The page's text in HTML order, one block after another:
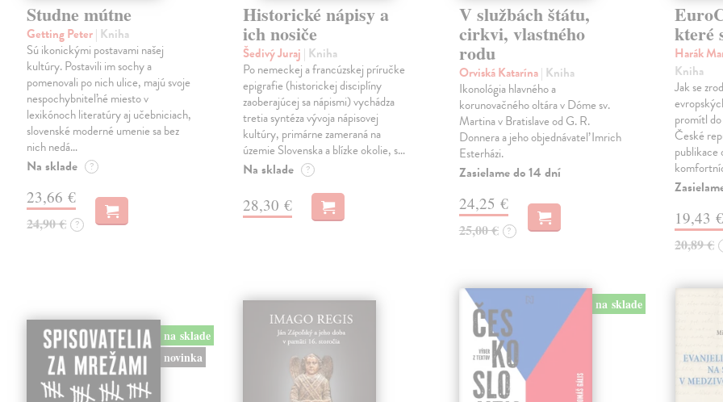
Studne mútne
Getting Peter| Kniha
Sú ikonickými postavami našej
kultúry. Postavili im sochy a
pomenovali po nich ulice, majú svoje
nespochybniteľné miesto v
lexikónoch literatúry aj učebniciach,
slovenské moderné umenie sa bez
nich nedá…
Na sklade ?
23,66 €
24,90 € ?
Historické nápisy a
ich nosiče
Šedivý Juraj | Kniha
Po nemeckej a francúzskej príručke
epigrafie (historickej disciplíny
zaoberajúcej sa nápismi) vychádza
tretia syntéza vývoja nápisovej
kultúry, primárne zameraná na
územie Slovenska a blízke okolie, s…
Na sklade ?
28,30 €
V službách štátu,
cirkvi, vlastného
rodu
Orviská Katarína| Kniha
Ikonológia hlavného a
korunovačného oltára v Dóme sv.
Martina v Bratislave od G. R.
Donnera a jeho objednávateľ Imrich
Esterházi.
Zasielame do 14 dní
24,25 €
25,00 € ?
které
Harák
Kniha
Jak se
promítl
České
publikace
19,43 €
20,89 €
na sklade
novinka
na sklade